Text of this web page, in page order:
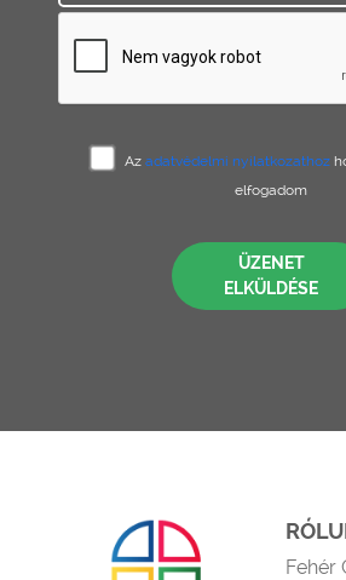
Az adatvédelmi nyilatkozathoz
elfogadom
ÜZENET
ELKÜLDÉSE
Fehér